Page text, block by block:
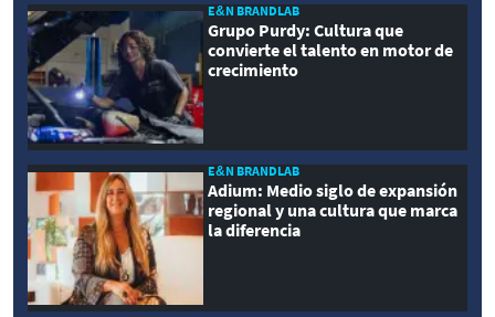
E&N BRANDLAB
Grupo Purdy: Cultura que
convierte el talento en motor de
crecimiento
E&N BRANDLAB
Adium: Medio siglo de expansión
regional y una cultura que marca
la diferencia